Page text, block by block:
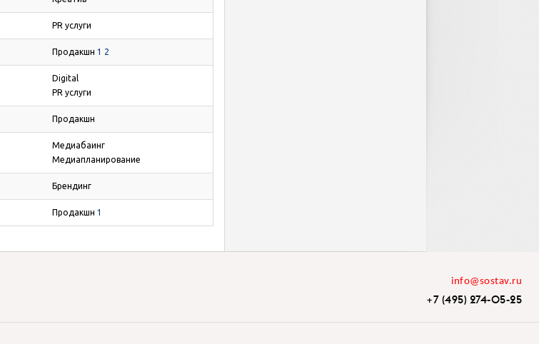
PR услуги
Продакшн 1 2
Digital
PR услуги
Продакшн
Медиабаинг
Медиапланирование
Брендинг
Продакшн 1
info@sostav.ru
+7 (495) 274-05-25